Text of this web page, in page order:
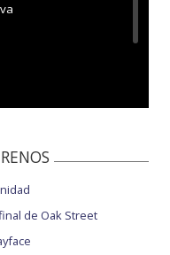
de Oak Street